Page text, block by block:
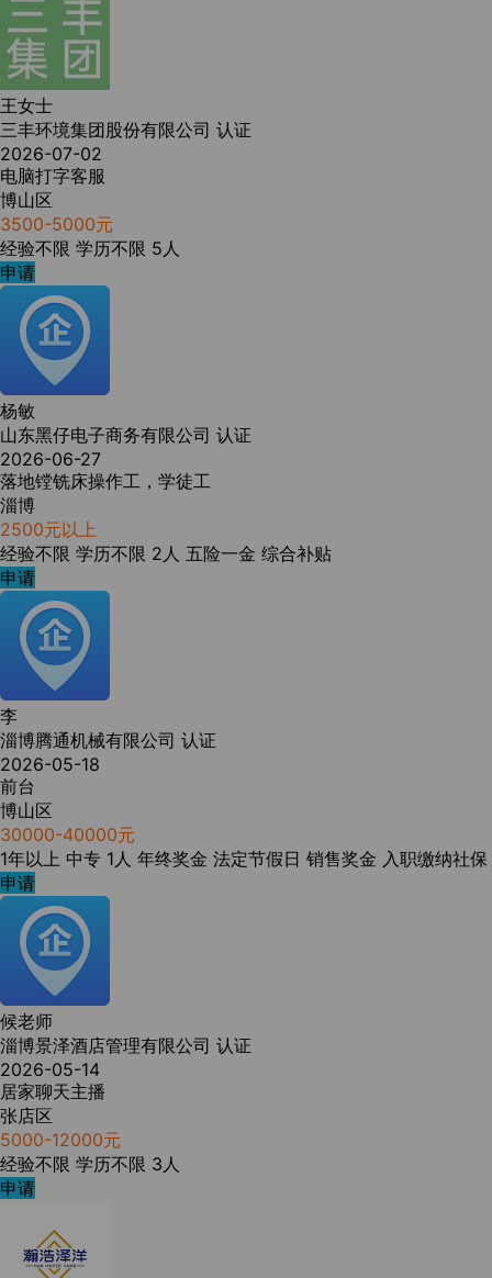
王女士
三丰环境集团股份有限公司 认证
2026-07-02
电脑打字客服
博山区
3500-5000元
经验不限 学历不限 5人
申请
杨敏
山东黑仔电子商务有限公司 认证
2026-06-27
落地镗铣床操作工，学徒工
淄博
2500元以上
经验不限 学历不限 2人 五险一金 综合补贴
申请
李
淄博腾通机械有限公司 认证
2026-05-18
前台
博山区
30000-40000元
1年以上 中专 1人 年终奖金 法定节假日 销售奖金 入职缴纳社保
申请
候老师
淄博景泽酒店管理有限公司 认证
2026-05-14
居家聊天主播
张店区
5000-12000元
经验不限 学历不限 3人
申请